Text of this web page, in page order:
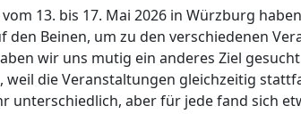
13. bis 17. Mai 2026 in Würzburg
den Beinen, um zu den verschiedenen
wir uns mutig ein anderes Ziel
weil die Veranstaltungen gleichzeitig
unterschiedlich, aber für jede fand sich